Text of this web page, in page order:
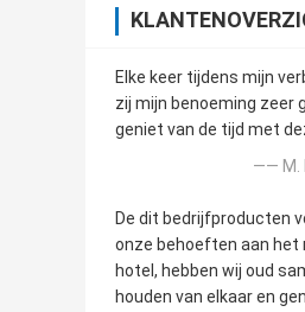
Elke keer tijdens mijn
zij mijn benoeming zeer
geniet van de tijd met
—— M.
De dit bedrijfproducten
onze behoeften aan
hotel, hebben wij oud
houden van elkaar en